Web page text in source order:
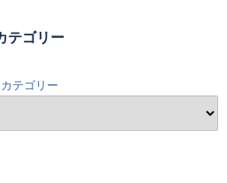
テゴリー
カテゴリー